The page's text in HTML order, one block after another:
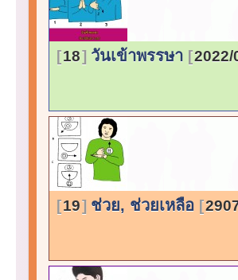
18 วันเข้าพรรษา 2022/
19 ช่วย, ช่วยเหลือ